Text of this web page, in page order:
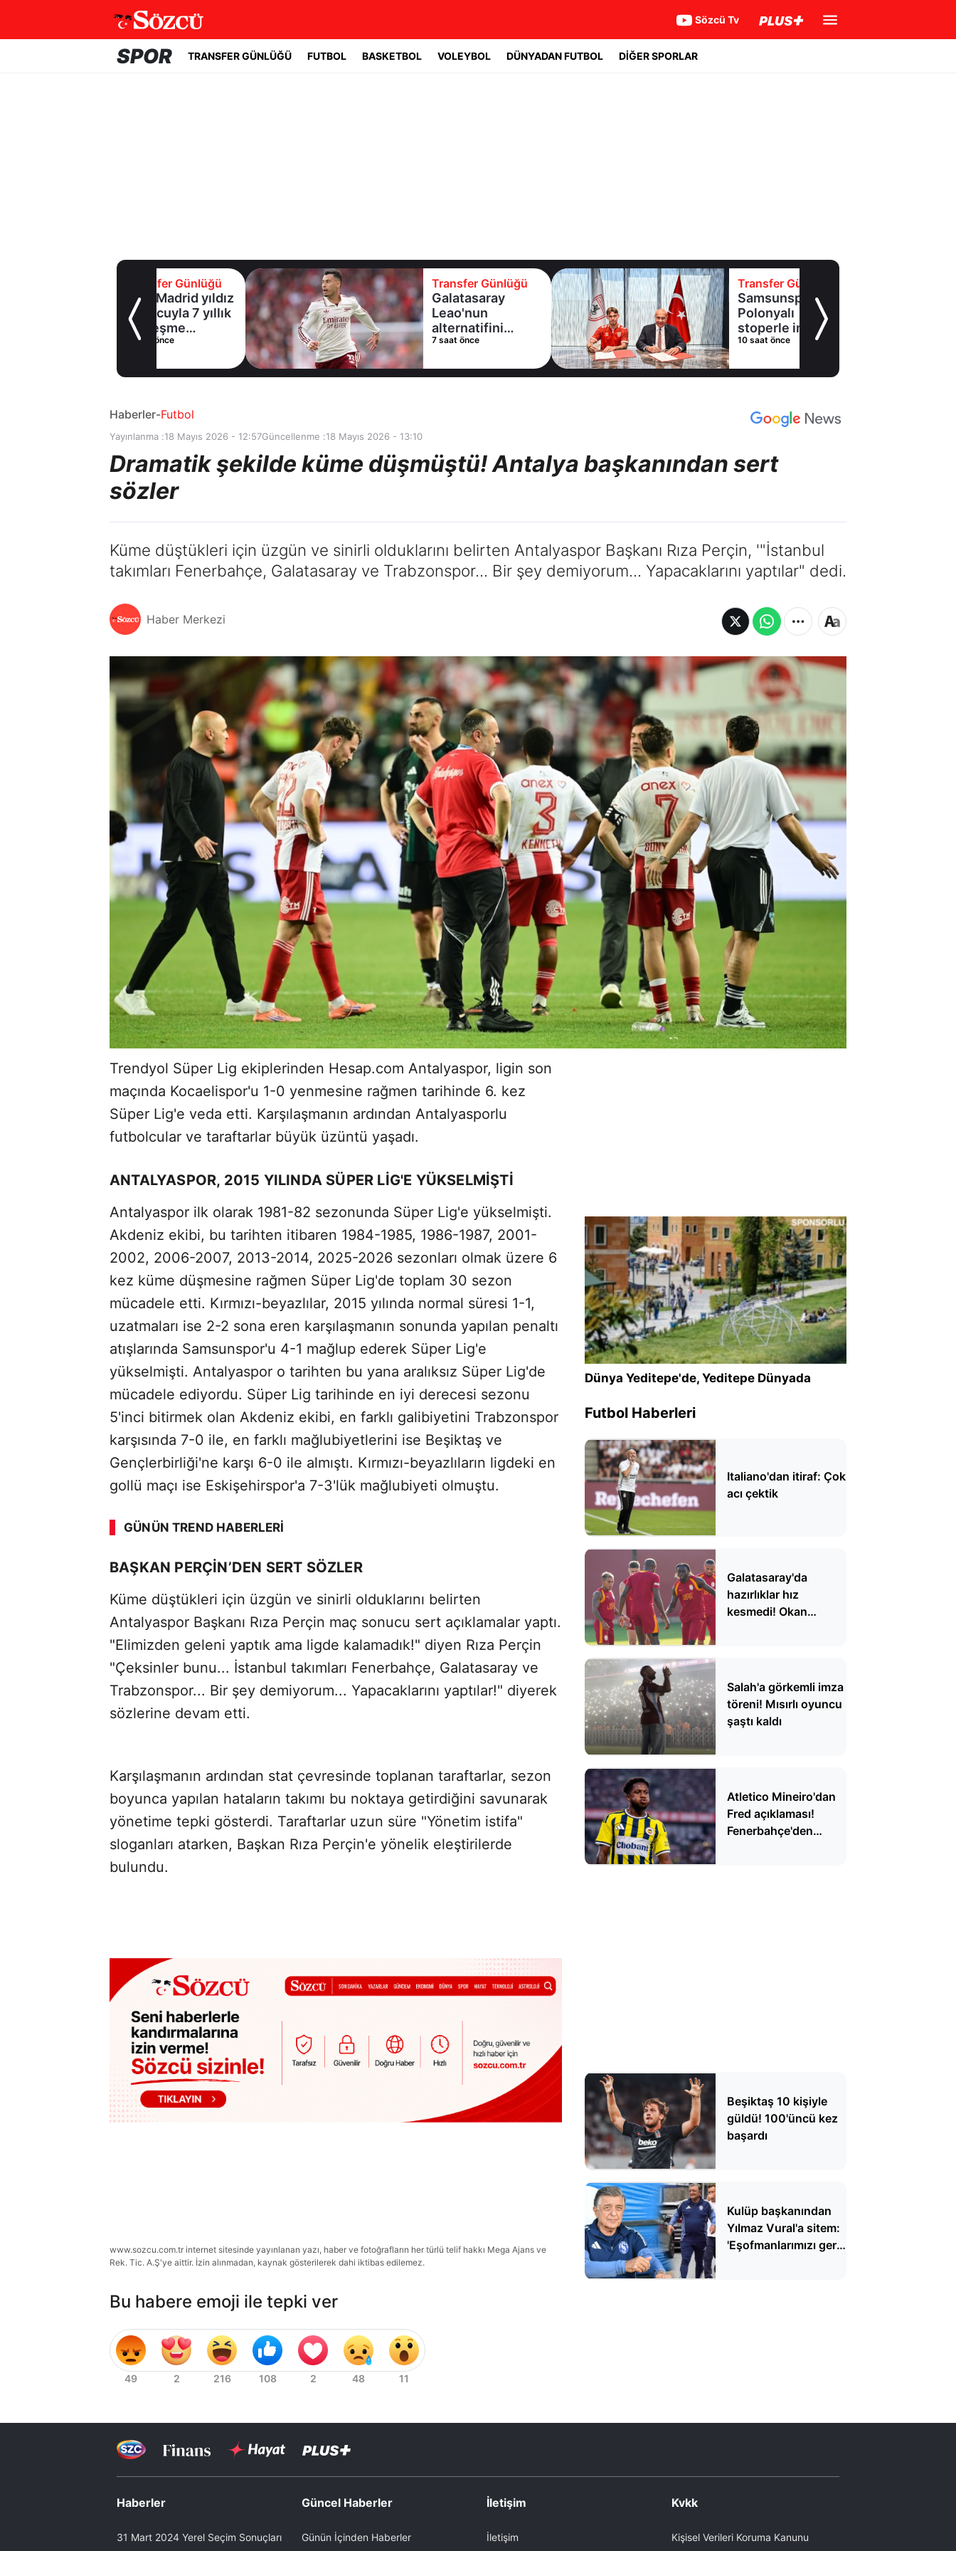
Sözcü Tv
SPOR TRANSFER GÜNLÜĞÜ FUTBOL BASKETBOL VOLEYBOL DÜNYADAN FUTBOL DİĞER SPORLAR
Real Madrid yıldız
oyuncuyla 7 yıllık
Transfer Günlüğü
Galatasaray
Leao'nun
alternatifini
Arsenal'de buldu
7 saat önce
Transfer Günlüğü
Samsunspor,
Polonyalı
stoperle imzaladı
10 saat önce
Haberler-Futbol
Yayınlanma :18 Mayıs 2026 - 12:57Güncellenme :18 Mayıs 2026 - 13:10
Dramatik şekilde küme düşmüştü! Antalya başkanından sert
sözler
Küme düştükleri için üzgün ve sinirli olduklarını belirten Antalyaspor Başkanı Rıza Perçin, '"İstanbul
takımları Fenerbahçe, Galatasaray ve Trabzonspor... Bir şey demiyorum... Yapacaklarını yaptılar" dedi.
Haber Merkezi
Trendyol Süper Lig ekiplerinden Hesap.com Antalyaspor, ligin son
maçında Kocaelispor'u 1-0 yenmesine rağmen tarihinde 6. kez
Süper Lig'e veda etti. Karşılaşmanın ardından Antalyasporlu
futbolcular ve taraftarlar büyük üzüntü yaşadı.
ANTALYASPOR, 2015 YILINDA SÜPER LIG'E YÜKSELMIŞTI
Antalyaspor ilk olarak 1981-82 sezonunda Süper Lig'e yükselmişti.
Akdeniz ekibi, bu tarihten itibaren 1984-1985, 1986-1987, 2001-
2002, 2006-2007, 2013-2014, 2025-2026 sezonları olmak üzere 6
kez küme düşmesine rağmen Süper Lig'de toplam 30 sezon
mücadele etti. Kırmızı-beyazlılar, 2015 yılında normal süresi 1-1,
uzatmaları ise 2-2 sona eren karşılaşmanın sonunda yapılan penaltı
atışlarında Samsunspor'u 4-1 mağlup ederek Süper Lig'e
yükselmişti. Antalyaspor o tarihten bu yana aralıksız Süper Lig'de
mücadele ediyordu. Süper Lig tarihinde en iyi derecesi sezonu
5'inci bitirmek olan Akdeniz ekibi, en farklı galibiyetini Trabzonspor
karşısında 7-0 ile, en farklı mağlubiyetlerini ise Beşiktaş ve
Gençlerbirliği'ne karşı 6-0 ile almıştı. Kırmızı-beyazlıların ligdeki en
gollü maçı ise Eskişehirspor'a 7-3'lük mağlubiyeti olmuştu.
GÜNÜN TREND HABERLERI
00:02 / 09:08
BAŞKAN PERÇİN’DEN SERT SÖZLER
Küme düştükleri için üzgün ve sinirli olduklarını belirten
Antalyaspor Başkanı Rıza Perçin maç sonucu sert açıklamalar yaptı.
"Elimizden geleni yaptık ama ligde kalamadık!" diyen Rıza Perçin
"Çeksinler bunu... İstanbul takımları Fenerbahçe, Galatasaray ve
Trabzonspor... Bir şey demiyorum... Yapacaklarını yaptılar!" diyerek
sözlerine devam etti.
Karşılaşmanın ardından stat çevresinde toplanan taraftarlar, sezon
boyunca yapılan hataların takımı bu noktaya getirdiğini savunarak
yönetime tepki gösterdi. Taraftarlar uzun süre "Yönetim istifa"
sloganları atarken, Başkan Rıza Perçin'e yönelik eleştirilerde
bulundu.
www.sozcu.com.tr internet sitesinde yayınlanan yazı, haber ve fotoğrafların her türlü telif hakkı Mega Ajans ve
Rek. Tic. A.Ş'ye aittir. İzin alınmadan, kaynak gösterilerek dahi iktibas edilemez.
Bu habere emoji ile tepki ver
Dünya Yeditepe'de, Yeditepe Dünyada
Futbol Haberleri
Italiano'dan itiraf: Çok
acı çektik
Galatasaray'da
hazırlıklar hız
kesmedi! Okan
Salah'a görkemli imza
töreni! Mısırlı oyuncu
şaştı kaldı
Atletico Mineiro'dan
Fred açıklaması!
Fenerbahçe'den
Beşiktaş 10 kişiyle
güldü! 100'üncü kez
başardı
Kulüp başkanından
Yılmaz Vural'a sitem:
'Eşofmanlarımızı geri
Haberler
31 Mart 2024 Yerel Seçim Sonuçları
Güncel Haberler
Günün İçinden Haberler
İletişim
İletişim
Kvkk
Kişisel Verileri Koruma Kanunu